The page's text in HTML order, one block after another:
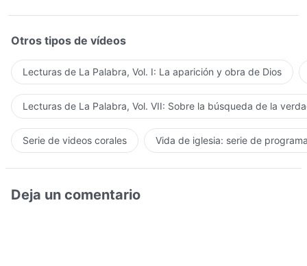
Otros tipos de vídeos
Lecturas de La Palabra, Vol. I: La aparición y obra de Dios
Lecturas de La Palabra, Vol. VII: Sobre la búsqueda de la
Serie de videos corales Vida de iglesia: serie de
Deja un comentario